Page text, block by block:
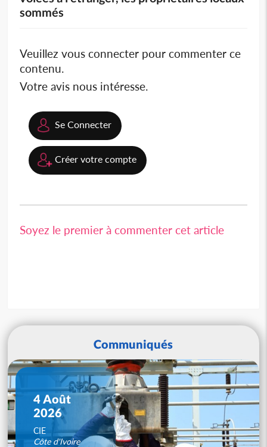
sommés
Veuillez vous connecter pour commenter ce
contenu.
Votre avis nous intéresse.
Se Connecter
Créer votre compte
Soyez le premier à commenter cet article
Communiqués
4 Août
2026
CIE
Côte d'Ivoire